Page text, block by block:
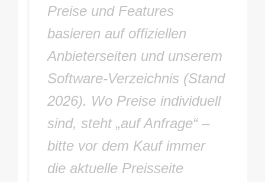
Preise und Features
basieren auf offiziellen
Anbieterseiten und unserem
Software-Verzeichnis (Stand
2026). Wo Preise individuell
sind, steht „auf Anfrage“ –
bitte vor dem Kauf immer
die aktuelle Preisseite